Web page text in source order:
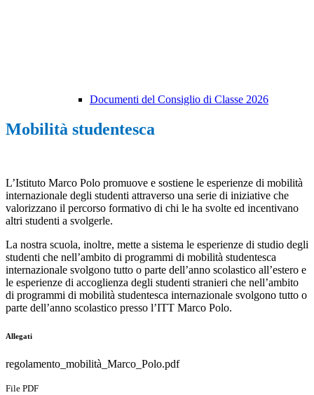
Documenti del Consiglio di Classe 2026
Mobilità studentesca
L’Istituto Marco Polo promuove e sostiene le esperienze di mobilità
internazionale degli studenti attraverso una serie di iniziative che
valorizzano il percorso formativo di chi le ha svolte ed incentivano
altri studenti a svolgerle.
La nostra scuola, inoltre, mette a sistema le esperienze di studio degli
studenti che nell’ambito di programmi di mobilità studentesca
internazionale svolgono tutto o parte dell’anno scolastico all’estero e
le esperienze di accoglienza degli studenti stranieri che nell’ambito
di programmi di mobilità studentesca internazionale svolgono tutto o
parte dell’anno scolastico presso l’ITT Marco Polo.
Allegati
regolamento_mobilità_Marco_Polo.pdf
File PDF